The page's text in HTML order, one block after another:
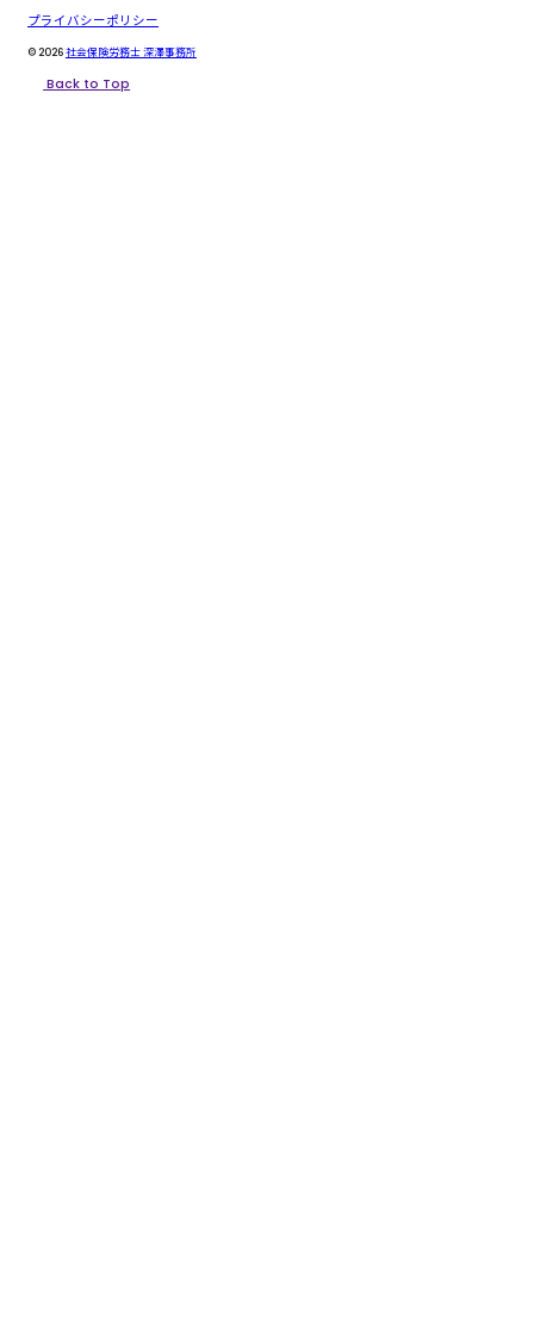
プライバシーポリシー
© 2026社会保険労務士 深澤事務所
Back to Top